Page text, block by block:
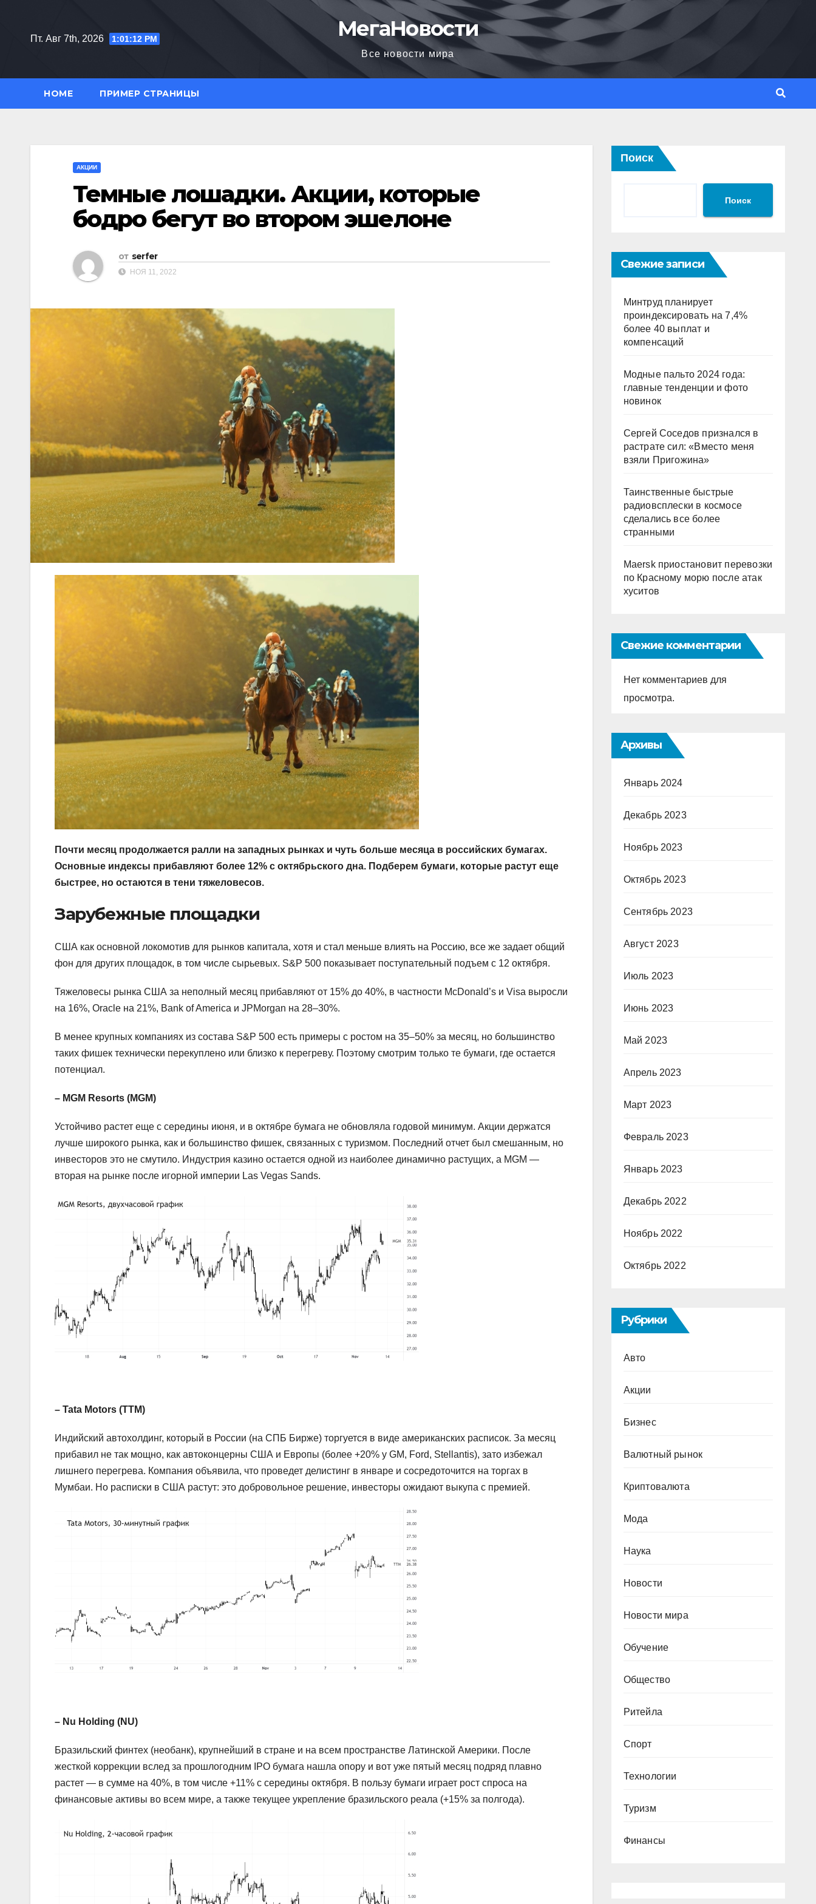
содержимому
Пт. Авг 7th, 2026 1:01:13 PM МегаНовости
Все новости мира
HOME ПРИМЕР СТРАНИЦЫ
АКЦИИ
Темные лошадки. Акции, которые
бодро бегут во втором эшелоне
от serfer
НОЯ 11, 2022
Почти месяц продолжается ралли на западных рынках и чуть больше месяца в российских бумагах.
Основные индексы прибавляют более 12% с октябрьского дна. Подберем бумаги, которые растут еще
быстрее, но остаются в тени тяжеловесов.
Зарубежные площадки
США как основной локомотив для рынков капитала, хотя и стал меньше влиять на Россию, все же задает общий
фон для других площадок, в том числе сырьевых. S&P 500 показывает поступательный подъем с 12 октября.
Тяжеловесы рынка США за неполный месяц прибавляют от 15% до 40%, в частности McDonald’s и Visa выросли
на 16%, Oracle на 21%, Bank of America и JPMorgan на 28–30%.
В менее крупных компаниях из состава S&P 500 есть примеры с ростом на 35–50% за месяц, но большинство
таких фишек технически перекуплено или близко к перегреву. Поэтому смотрим только те бумаги, где остается
потенциал.
– MGM Resorts (MGM)
Устойчиво растет еще с середины июня, и в октябре бумага не обновляла годовой минимум. Акции держатся
лучше широкого рынка, как и большинство фишек, связанных с туризмом. Последний отчет был смешанным, но
инвесторов это не смутило. Индустрия казино остается одной из наиболее динамично растущих, а MGM —
вторая на рынке после игорной империи Las Vegas Sands.
– Tata Motors (TTM)
Индийский автохолдинг, который в России (на СПБ Бирже) торгуется в виде американских расписок. За месяц
прибавил не так мощно, как автоконцерны США и Европы (более +20% у GM, Ford, Stellantis), зато избежал
лишнего перегрева. Компания объявила, что проведет делистинг в январе и сосредоточится на торгах в
Мумбаи. Но расписки в США растут: это добровольное решение, инвесторы ожидают выкупа с премией.
– Nu Holding (NU)
Бразильский финтех (необанк), крупнейший в стране и на всем пространстве Латинской Америки. После
жесткой коррекции вслед за прошлогодним IPO бумага нашла опору и вот уже пятый месяц подряд плавно
растет — в сумме на 40%, в том числе +11% с середины октября. В пользу бумаги играет рост спроса на
финансовые активы во всем мире, а также текущее укрепление бразильского реала (+15% за полгода).
Поиск
Поиск
Свежие записи
Минтруд планирует
проиндексировать на 7,4%
более 40 выплат и
компенсаций
Модные пальто 2024 года:
главные тенденции и фото
новинок
Сергей Соседов признался в
растрате сил: «Вместо меня
взяли Пригожина»
Таинственные быстрые
радиовсплески в космосе
сделались все более
странными
Maersk приостановит перевозки
по Красному морю после атак
хуситов
Свежие комментарии
Нет комментариев для
просмотра.
Архивы
Январь 2024
Декабрь 2023
Ноябрь 2023
Октябрь 2023
Сентябрь 2023
Август 2023
Июль 2023
Июнь 2023
Май 2023
Апрель 2023
Март 2023
Февраль 2023
Январь 2023
Декабрь 2022
Ноябрь 2022
Октябрь 2022
Рубрики
Авто
Акции
Бизнес
Валютный рынок
Криптовалюта
Мода
Наука
Новости
Новости мира
Обучение
Общество
Ритейла
Спорт
Технологии
Туризм
Финансы